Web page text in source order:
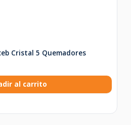
Cristal 5 Quemadores
al carrito